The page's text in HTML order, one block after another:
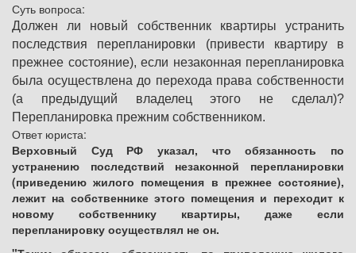
Суть вопроса:
Должен ли новый собственник квартиры устранить
последствия перепланировки (привести квартиру в
прежнее состояние), если незаконная перепланировка
была осуществлена до перехода права собственности
(а предыдущий владелец этого не сделал)?
Перепланировка прежним собственником.
Ответ юриста:
Верховный Суд РФ указал, что обязанность по
устранению последствий незаконной перепланировки
(приведению жилого помещения в прежнее состояние),
лежит на собственнике этого помещения и переходит к
новому собственнику квартиры, даже если
перепланировку осуществлял не он.